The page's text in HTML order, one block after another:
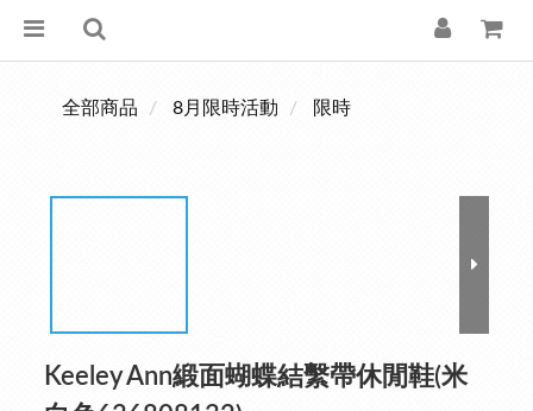
全部商品 8月限時活動 限時
Keeley Ann緞面蝴蝶結繫帶休閒鞋(米